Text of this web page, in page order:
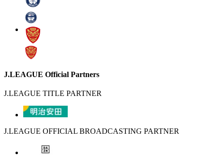
J.LEAGUE Official Partners
J.LEAGUE TITLE PARTNER
J.LEAGUE OFFICIAL BROADCASTING PARTNER